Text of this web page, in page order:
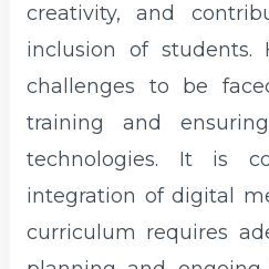
creativity, and
inclusion of students.
challenges to be
training and
technologies. It is
integration of digital
curriculum requires